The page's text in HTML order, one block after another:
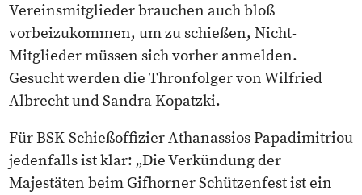
Vereinsmitglieder brauchen auch bloß
vorbeizukommen, um zu schießen, Nicht-
Mitglieder müssen sich vorher anmelden.
Gesucht werden die Thronfolger von Wilfried
Albrecht und Sandra Kopatzki.
Für BSK-Schießoffizier Athanassios Papadimitriou
jedenfalls ist klar: „Die Verkündung der
Majestäten beim Gifhorner Schützenfest ist ein